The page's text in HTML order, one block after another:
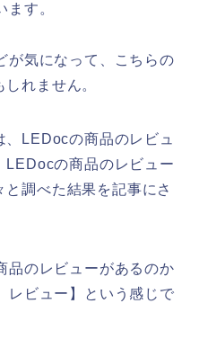
す。
が気になって、こちらの
れません。
LEDocの商品のレビュ
LEDocの商品のレビュー
調べた結果を記事にさ
品のレビューがあるのか
ビュー】という感じで